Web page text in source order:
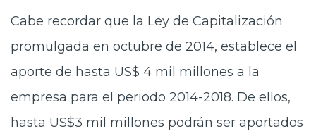
Cabe recordar que la Ley de Capitalización
promulgada en octubre de 2014, establece el
aporte de hasta US$ 4 mil millones a la
empresa para el periodo 2014-2018. De ellos,
hasta US$3 mil millones podrán ser aportados